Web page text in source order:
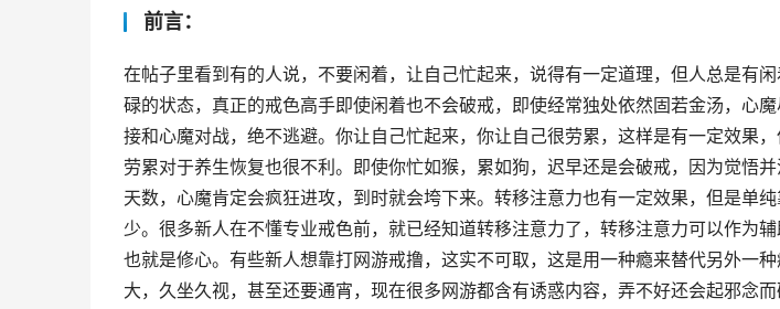
前言：
在帖子里看到有的人说，不要闲着，让自己忙起来，说得有一定道理，但人总是有
碌的状态，真正的戒色高手即使闲着也不会破戒，即使经常独处依然固若金汤，心
接和心魔对战，绝不逃避。你让自己忙起来，你让自己很劳累，这样是有一定效果
劳累对于养生恢复也很不利。即使你忙如猴，累如狗，迟早还是会破戒，因为觉悟
天数，心魔肯定会疯狂进攻，到时就会垮下来。转移注意力也有一定效果，但是单
少。很多新人在不懂专业戒色前，就已经知道转移注意力了，转移注意力可以作为辅
也就是修心。有些新人想靠打网游戒撸，这实不可取，这是用一种瘾来替代另外一
大，久坐久视，甚至还要通宵，现在很多网游都含有诱惑内容，弄不好还会起邪念